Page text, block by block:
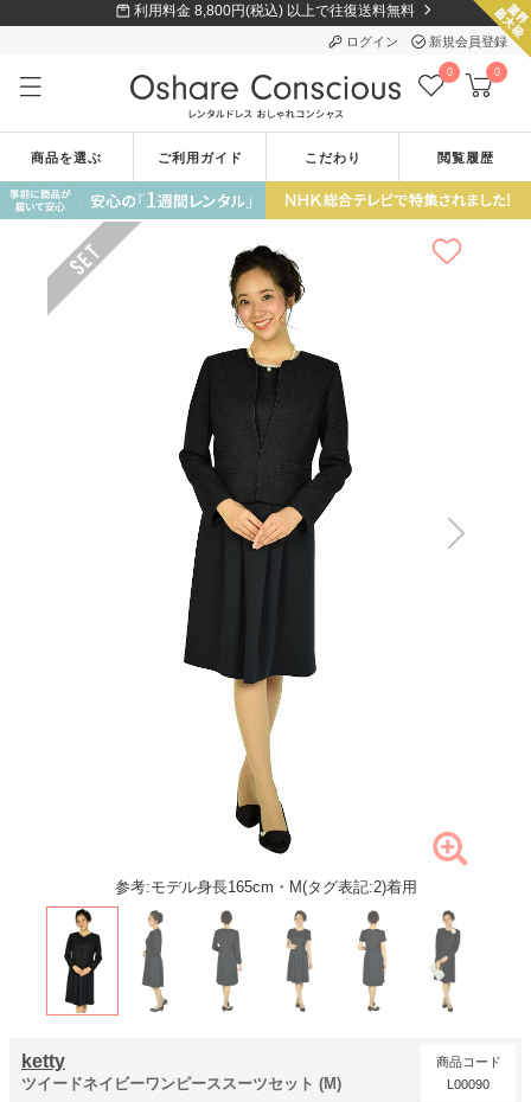
利用料金 8,800円(税込) 以上で往復送料無料
ログイン 新規会員登録
0 0
商品を選ぶ ご利用ガイド こだわり 閲覧履歴
参考:モデル身長165cm・M(タグ表記:2)着用
ketty
ツイードネイビーワンピーススーツセット (M)
商品コード
L00090